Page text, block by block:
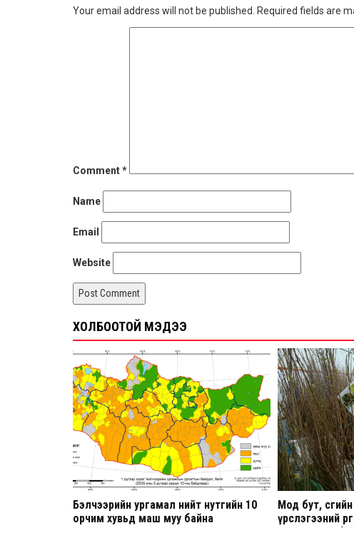
Your email address will not be published. Required fields are
Comment*
Name
Email
Website
ХОЛБООТОЙ МЭДЭЭ
Бэлчээрийн ургамал нийт нутгийн 10
орчим хувьд маш муу байна
Мод бут,
үрслэгээний